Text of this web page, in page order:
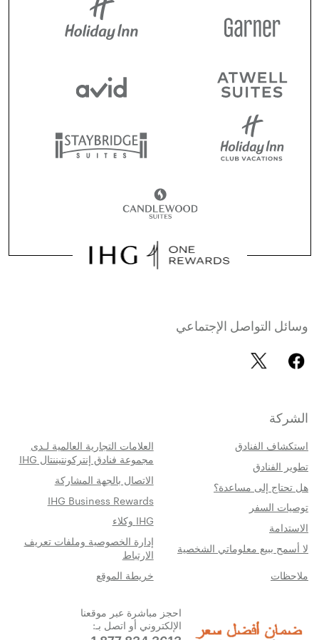
وسائل التواصل الإجتماعي
الشركة
استكشاف الفنادق
العلامات التجارية العالمية لـدى
مجموعة فنادق إنتركونتيننتال IHG
تطوير الفنادق
الاتصال بالجهة المشاركة
هل تحتاج إلى مساعدة؟
IHG Business Rewards
توصيات السفر
IHG وكلاء
الاستدامة
إدارة الخصوصية وملفات تعريف
الارتباط
لا أسمح ببيع معلوماتي الشخصية
خريطة الموقع
ملاحظات
احجز مباشرة عبر موقعنا
الإلكتروني أو اتصل بـ: